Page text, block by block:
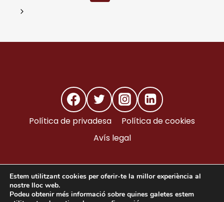
DEL
de
anterior
Pàgina
Política de privadesa
Política de cookies
Avís legal
© 2026 Todos los derechos reservados | Artesana de
Clofent S.A.
Estem utilitzant cookies per oferir-te la millor experiència al
nostre lloc web.
Podeu obtenir més informació sobre quines galetes estem